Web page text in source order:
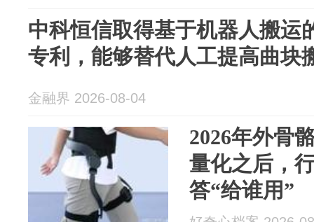
中科恒信取得基于机器人搬运
专利，能够替代人工提高曲块
金融界 2026-08-04
2026年外骨
量化之后，
答“给谁用”